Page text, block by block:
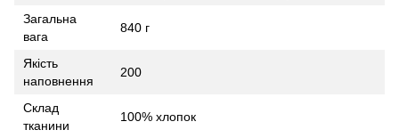
Загальна
вага
840 г
Якість
наповнення
200
Склад
тканини
100% хлопок